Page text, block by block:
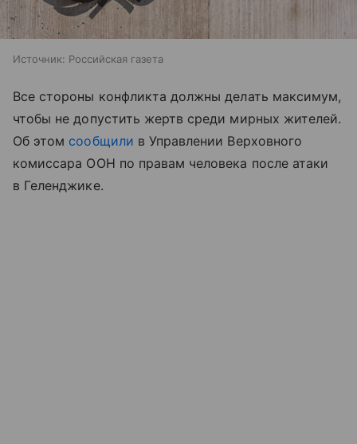
Источник: Российская газета
Все стороны конфликта должны делать максимум,
чтобы не допустить жертв среди мирных жителей.
Об этом сообщили в Управлении Верховного
комиссара ООН по правам человека после атаки
в Геленджике.